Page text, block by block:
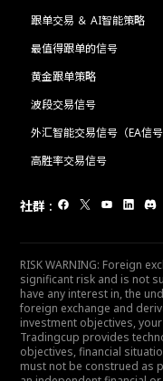
跟单交易 ＆ AI智能策略
最值得跟单的信号
黄金跟单策略
波段交易信号
外汇智能交易信号（EA信号
高胜率交易信号
社群 :
RISK WARNING: Foreign
significant risk and is not
have any interest in, the
foreign exchange and
investment objectives,
Tradingcup provides
objectives, financial
must not be construed as